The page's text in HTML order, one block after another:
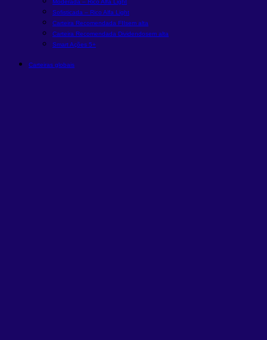
Moderada – Rico Alfa Light
Sofisticada – Rico Alfa Light
Carteira Recomendada FIIsem alta
Carteira Recomendada Dividendosem alta
Smart Ações 5+
Carteiras globais